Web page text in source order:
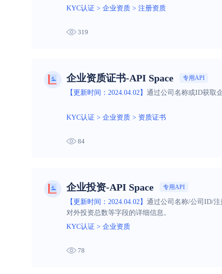
司、联系电话、联系邮箱等信息。让您仅需一次
KYC认证 > 企业资质 > 注册资质
319
企业资质证书-API Space 专用API
【更新时间：2024.04.02】 通过公司名称或ID获取
KYC认证 > 企业资质 > 资质证书
84
企业投资-API Space 专用API
【更新时间：2024.04.02】 通过公司名称/公司ID/
对外投资总数等字段的详细信息。
KYC认证 > 企业资质
78